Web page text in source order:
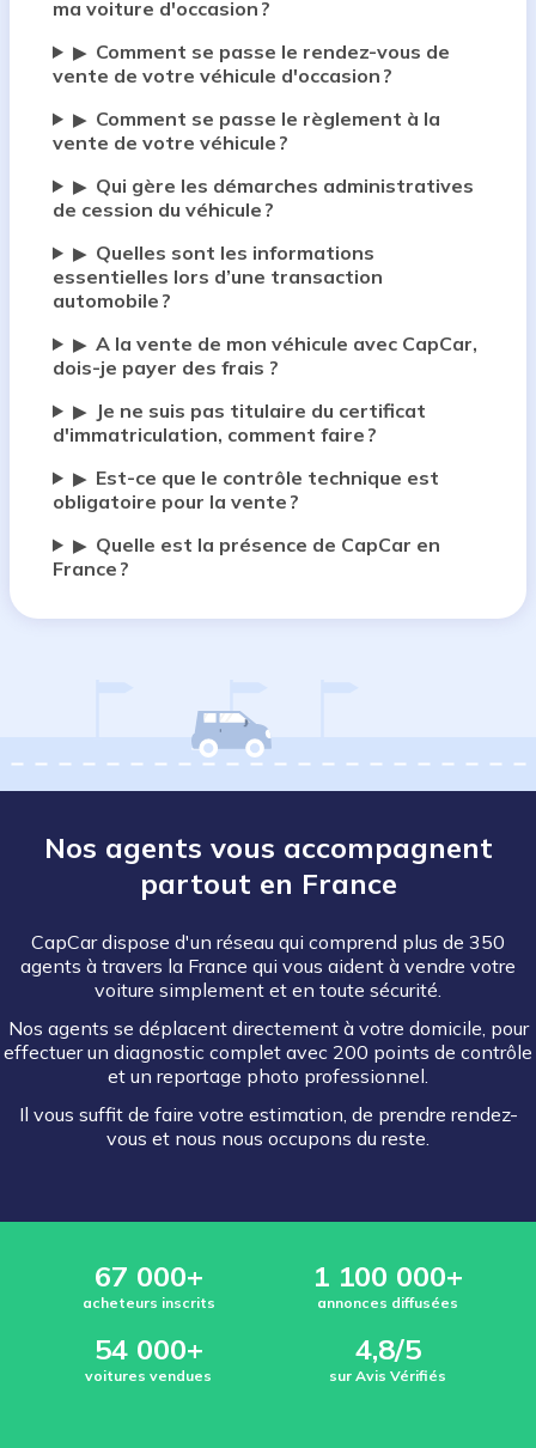
ma voiture d'occasion ?
▶ Comment se passe le rendez-vous de
vente de votre véhicule d'occasion ?
▶ Comment se passe le règlement à la
vente de votre véhicule ?
▶ Qui gère les démarches administratives
de cession du véhicule ?
▶ Quelles sont les informations
essentielles lors d’une transaction
automobile ?
▶ A la vente de mon véhicule avec CapCar,
dois-je payer des frais ?
▶
Je ne suis pas titulaire du certificat
d'immatriculation, comment faire ?
▶ Est-ce que le contrôle technique est
obligatoire pour la vente ?
▶ Quelle est la présence de CapCar en
France ?
Nos agents vous accompagnent
partout en France
CapCar dispose d'un réseau qui comprend plus de 350
agents à travers la France qui vous aident à vendre votre
voiture simplement et en toute sécurité.
Nos agents se déplacent directement à votre domicile, pour
effectuer un diagnostic complet avec 200 points de contrôle
et un reportage photo professionnel.
Il vous suffit de faire votre estimation, de prendre rendez-
vous et nous nous occupons du reste.
67 000+
acheteurs inscrits
1 100 000+
annonces diffusées
54 000+
voitures vendues
4,8/5
sur Avis Vérifiés